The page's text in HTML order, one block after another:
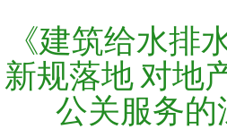
《建筑给水排
新规落地 对地
公关服务的